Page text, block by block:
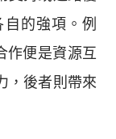
的強項。例
作便是資源互
，後者則帶來